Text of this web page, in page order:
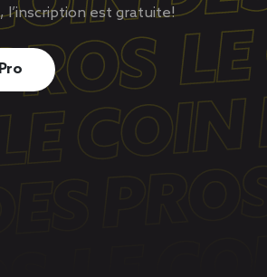
est gratuite!